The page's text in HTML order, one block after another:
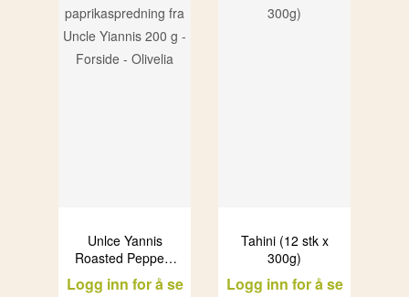
Unlce Yannis
Roasted Peppers
spread (12x200g)
Logg inn for å se
Tahini (12 stk x
300g)
Logg inn for å se